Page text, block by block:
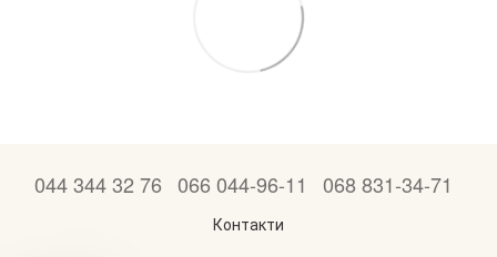
044 344 32 76 066 044-96-11 068 831-34-71
Контакти